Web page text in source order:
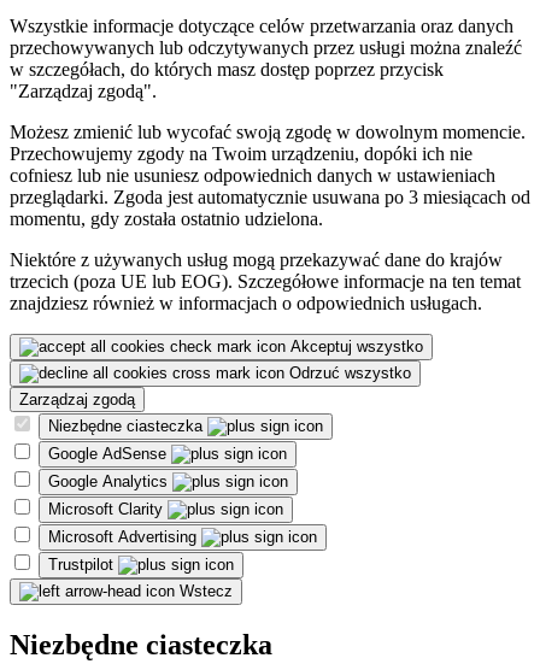
Wszystkie informacje dotyczące celów przetwarzania oraz danych
przechowywanych lub odczytywanych przez usługi można znaleźć
w szczegółach, do których masz dostęp poprzez przycisk
"Zarządzaj zgodą".
Możesz zmienić lub wycofać swoją zgodę w dowolnym momencie.
Przechowujemy zgody na Twoim urządzeniu, dopóki ich nie
cofniesz lub nie usuniesz odpowiednich danych w ustawieniach
przeglądarki. Zgoda jest automatycznie usuwana po 3 miesiącach od
momentu, gdy została ostatnio udzielona.
Niektóre z używanych usług mogą przekazywać dane do krajów
trzecich (poza UE lub EOG). Szczegółowe informacje na ten temat
znajdziesz również w informacjach o odpowiednich usługach.
Akceptuj wszystko
Odrzuć wszystko
Zarządzaj zgodą
Niezbędne ciasteczka
Google AdSense
Google Analytics
Microsoft Clarity
Microsoft Advertising
Trustpilot
Wstecz
Niezbędne ciasteczka